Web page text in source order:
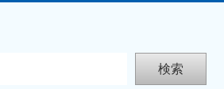
検索